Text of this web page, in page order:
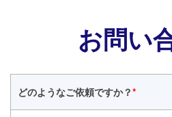
お問い
どのようなご依頼ですか？*